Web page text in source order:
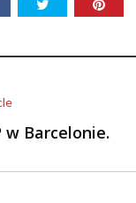
w Barcelonie.